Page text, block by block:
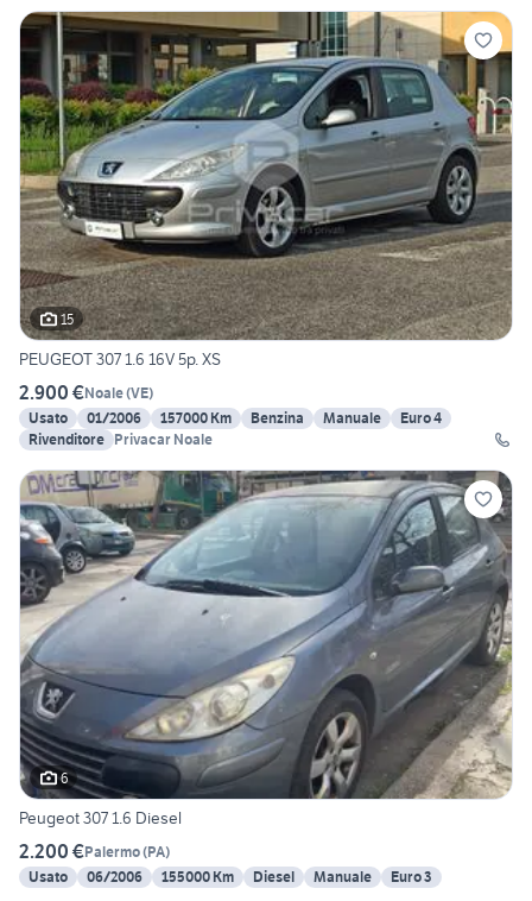
15
PEUGEOT 307 1.6 16V 5p. XS
2.900 €Noale(VE)
Usato
01/2006 157000 Km Benzina Manuale
Euro 4
Rivenditore Privacar Noale
6
Peugeot 307 1.6 Diesel
2.200 €Palermo(PA)
Usato
06/2006 155000 Km Diesel Manuale Euro 3